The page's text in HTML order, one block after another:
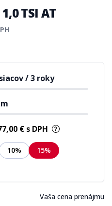
TSI AT
/3 roky
€ s DPH
10% 15%
Vaša cena prenájmu